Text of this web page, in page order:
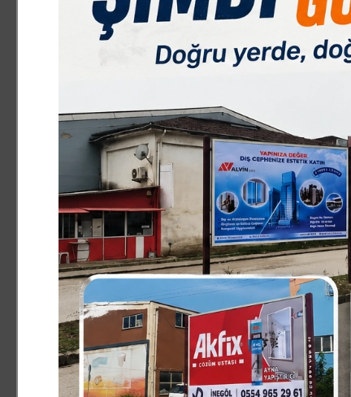
Refah Partisinin lideri Necmettin Erbakan ve
işbirlikçileri, aldıkları akıl almaz kararlar ile
zulmü yaptılar.
28 Şubatı iliklerine kadar yaşan rahmetli Erbakan,
Erbakan´ın vefat ve defin tarihi, 28 Şubat bin yıl
Şubat tarihi Erbakan´ın vefatıyla artık bir milat
Erbakan Hoca her yıl 28 Şubat tarihinde rahmet ve
yaptıkları zulümler nedeniyle beddua ve lanetle
zalimler ve zulümleri inanıyorum ki, kıyamete kadar
24.06.2026
Yüzüne Fener Tutulmuş
04.02.2026
Bu şehir, sağduyuyu hak
07.01.2026
Boğazova’da Af